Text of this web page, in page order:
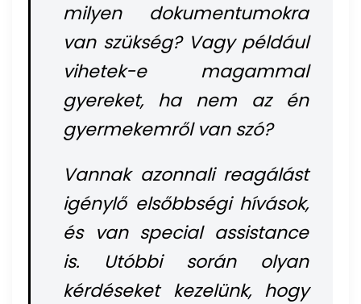
milyen dokumentumokra
van szükség? Vagy például
vihetek-e magammal
gyereket, ha nem az én
gyermekemről van szó?
Vannak azonnali reagálást
igénylő elsőbbségi hívások,
és van special assistance
is. Utóbbi során olyan
kérdéseket kezelünk, hogy